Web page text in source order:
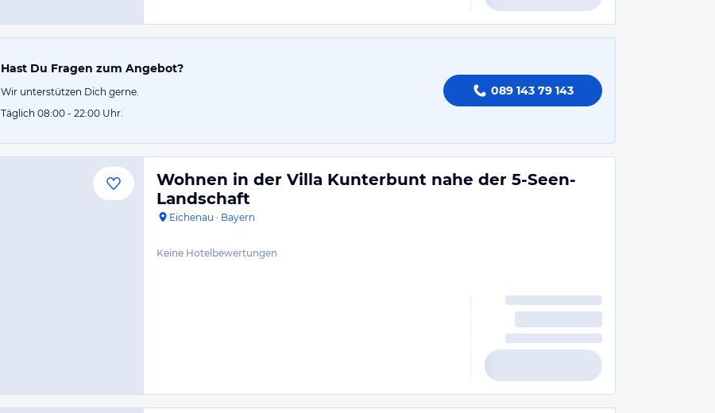
Hast Du Fragen zum Angebot?
Wir unterstützen Dich gerne.
Täglich 08:00 - 22:00 Uhr.
089 143 79 143
Wohnen in der Villa Kunterbunt nahe der 5-Seen-
Landschaft
Eichenau · Bayern
Keine Hotelbewertungen